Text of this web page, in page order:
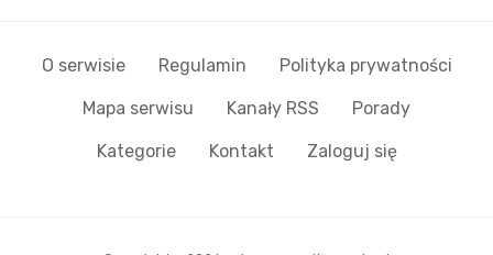
O serwisie Regulamin Polityka prywatności
Mapa serwisu Kanały RSS Porady
Kategorie Kontakt Zaloguj się